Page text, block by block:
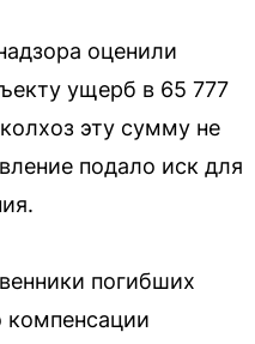
оценили
ущерб в 65 777
эту сумму не
подало иск для
погибших
компенсации